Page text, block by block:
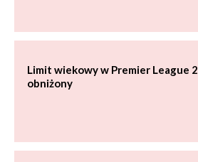
Limit wiekowy w Premier League 2
obniżony